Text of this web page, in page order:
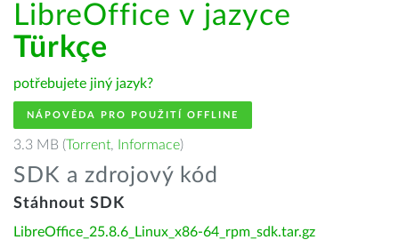
LibreOffice v jazyce
Türkçe
potřebujete jiný jazyk?
NÁPOVĚDA PRO POUŽITÍ OFFLINE
3.3 MB (Torrent, Informace)
SDK a zdrojový kód
Stáhnout SDK
LibreOffice_25.8.6_Linux_x86-64_rpm_sdk.tar.gz